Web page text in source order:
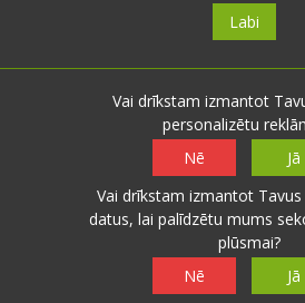
nosūti ziņu
Seko mums
© 2026 meteolapa.lv. v2
Labi
Vai drīkstam izmantot
personalizētu
Nē
Jā
Vai drīkstam izmantot
datus, lai palīdzētu mums
plūsmai?
Nē
Jā